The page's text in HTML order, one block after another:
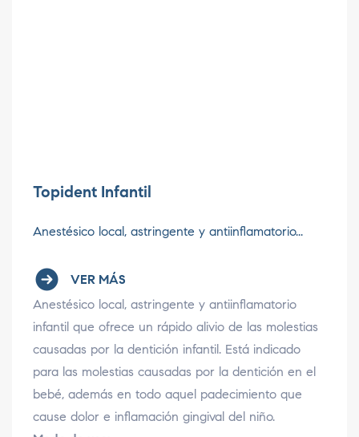
Topident Infantil
Anestésico local, astringente y antiinflamatorio...
VER MÁS
Anestésico local, astringente y antiinflamatorio
infantil que ofrece un rápido alivio de las molestias
causadas por la dentición infantil. Está indicado
para las molestias causadas por la dentición en el
bebé, además en todo aquel padecimiento que
cause dolor e inflamación gingival del niño.